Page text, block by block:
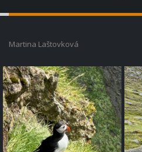
Martina Laštovková